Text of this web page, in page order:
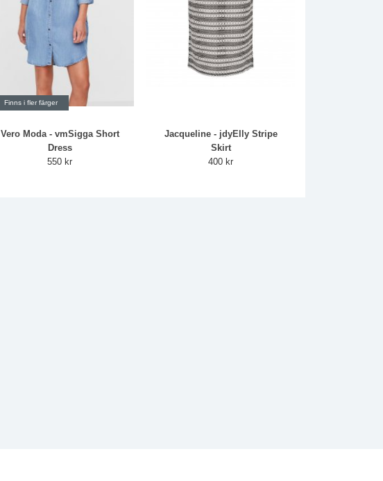
Finns i fler färger
Vero Moda - vmSigga Short
Dress
550 kr
Jacqueline - jdyElly Stripe
Skirt
400 kr